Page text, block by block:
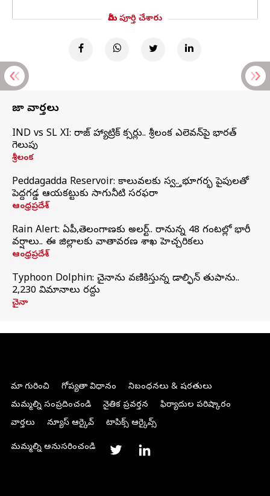
మీరు పూర్తి చేశారు
తాజా వార్తలు
IND vs SL XI: సిరాజ్‌ హ్యాట్రిక్‌ సిక్సర్లు.. శ్రీలంక ఎలెవన్‌పై భారత్‌
గెలుపు
శ్రీలంక
Peddagadda Reservoir: కాలువలకు స్వస్తి.. భూగర్భ పైపులతో
పెద్దగడ్డ ఆయకట్టుకు సాగునీటి సరఫరా
ఆంధ్రప్రదేశ్
Rain Alert: ఏపీ,తెలంగాణకు అలర్ట్.. రానున్న 48 గంటల్లో భారీ
వర్షాలు.. ఈ జిల్లాలకు వాతావరణ శాఖ హెచ్చరికలు
ఆంధ్రప్రదేశ్
Typhoon Dolphin: చైనాను వణికిస్తున్న డాల్ఫిన్‌ తుపాను..
2,230 విమానాలు రద్దు
చైనా
మా గురించి గోప్యతా విధానం
నిబంధనలు & షరతులు
మమ్మల్ని సంప్రదించండి
నైతిక ప్రవర్తన
ఫిర్యాదుల పరిష్కారం
వార్తలు
న్యూస్ ఆర్కైవ్ టాపిక్స్ ఆర్కైవ్స్
మమ్మల్ని అనుసరించండి